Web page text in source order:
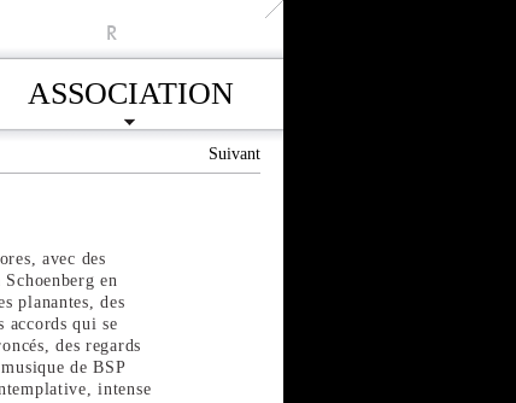
R
ASSOCIATION
Suivant
avec des
en
planantes, des
accords qui se
des regards
de BSP
intense